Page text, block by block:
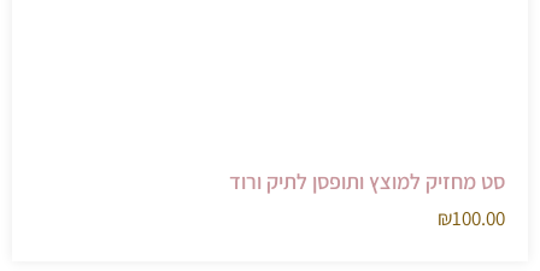
סט מחזיק למוצץ ותופסן לתיק ורוד
₪100.00